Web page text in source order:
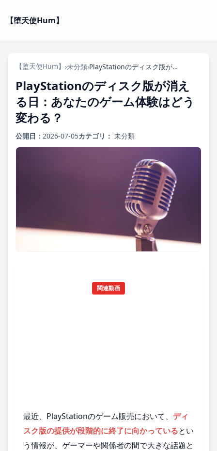
【堕天使Hum】
【堕天使Hum】 ›未分類› PlayStationのディスク版が消える日：あなたのゲーム体験はどう変わる？
PlayStationのディスク版が消え
る日：あなたのゲーム体験はどう
変わる？
公開日： 2026-07-05カテゴリ： 未分類
関連動画
最近、PlayStationのゲーム販売において、 ディ
スク版の提供が段階的に終了に向かっているとい
う情報が、ゲーマーや関係者の間で大きな話題と